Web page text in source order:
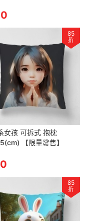
85
折
女孩 可拆式 抱枕
【限量發售】
85
折